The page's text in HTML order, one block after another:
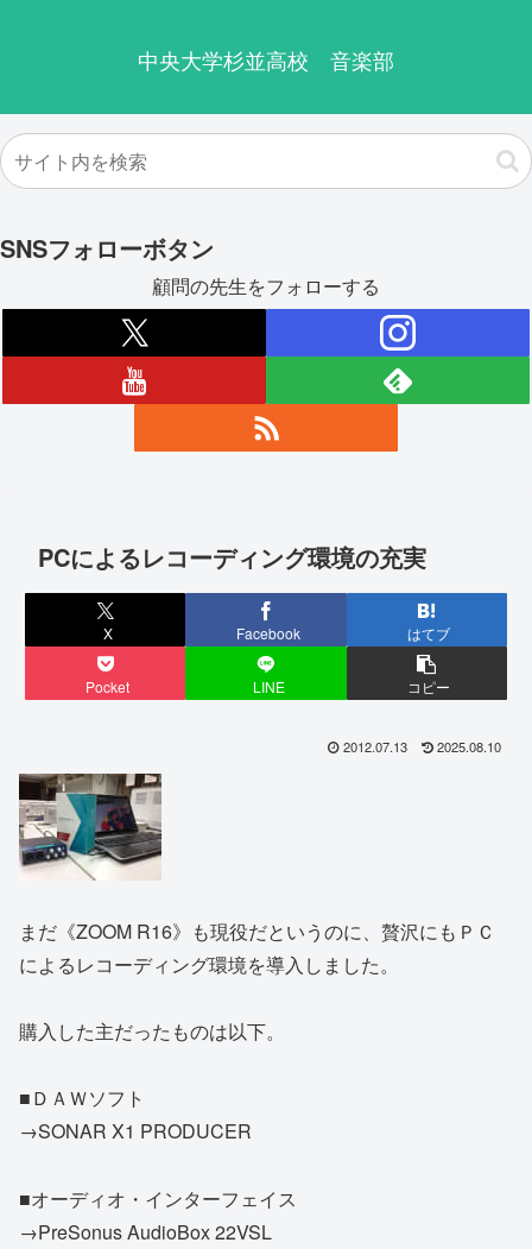
中央大学杉並高校 音楽部
SNSフォローボタン
顧問の先生をフォローする
PCによるレコーディング環境の充実
X Facebook はてブ
Pocket LINE コピー
2012.07.13 2025.08.10
まだ《ZOOM R16》も現役だというのに、贅沢にもＰＣ
によるレコーディング環境を導入しました。
購入した主だったものは以下。
■ＤＡＷソフト
→SONAR X1 PRODUCER
■オーディオ・インターフェイス
→PreSonus AudioBox 22VSL